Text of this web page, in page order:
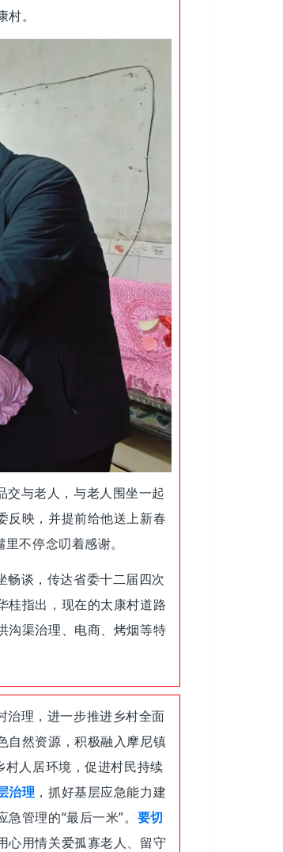
。
交与老人，与老人围坐一起
反映，并提前给他送上新春
不停念叨着感谢。
畅谈，传达省委十二届四次
桂指出，现在的太康村道路
沟渠治理、电商、烤烟等特
治理，进一步推进乡村全面
自然资源，积极融入摩尼镇
村人居环境，促进村民持续
治理 ，抓好基层应急能力建
管理的“最后一米”。 要切
心用情关爱孤寡老人、留守